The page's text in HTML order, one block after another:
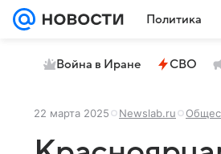
Политика
Война в Иране СВО
22 марта 2025 Newslab.ru